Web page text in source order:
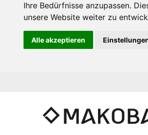
Ihre Bedürfnisse anzupassen.
unsere Website weiter zu
Alle akzeptieren